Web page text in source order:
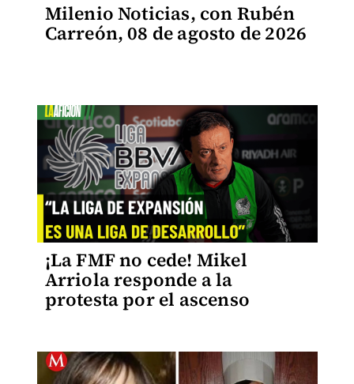
Milenio Noticias, con Rubén
Carreón, 08 de agosto de 2026
¡La FMF no cede! Mikel
Arriola responde a la
protesta por el ascenso